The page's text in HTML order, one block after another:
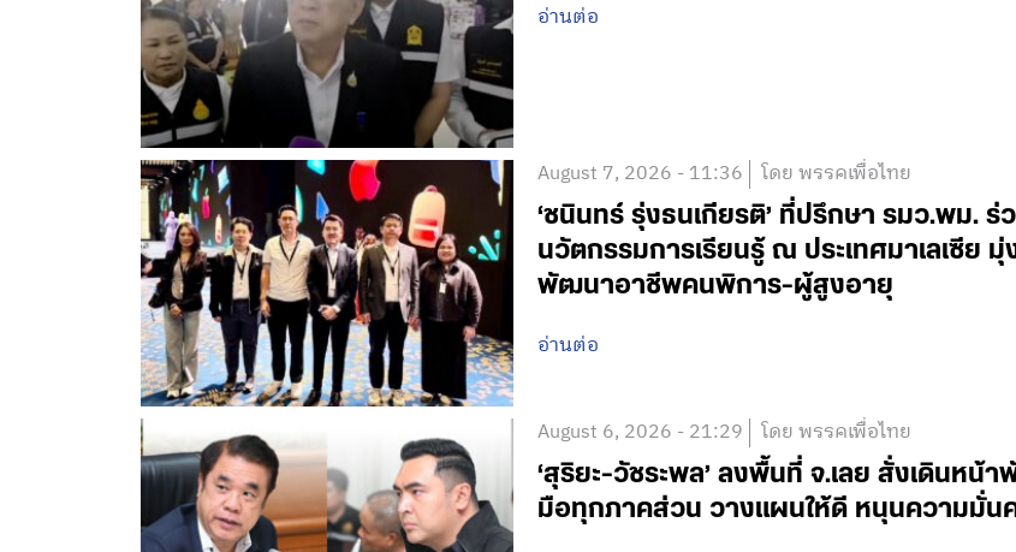
อ่านต่อ
August 7, 2026 - 11:36 โดย พรรคเพื่อไทย
‘ชนินทร์ รุ่งธนเกียรติ’ ที่ปรึกษา รมว.พม. ร่
นวัตกรรมการเรียนรู้ ณ ประเทศมาเลเซีย มุ่
พัฒนาอาชีพคนพิการ-ผู้สูงอายุ
อ่านต่อ
August 6, 2026 - 21:29 โดย พรรคเพื่อไทย
‘สุริยะ-วัชระพล’ ลงพื้นที่ จ.เลย สั่งเดินห
มือทุกภาคส่วน วางแผนให้ดี หนุนความมั่น